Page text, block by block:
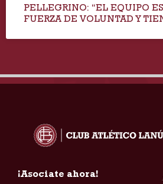
PELLEGRINO: “EL EQUIPO
FUERZA DE VOLUNTAD Y
¡Asociate ahora!